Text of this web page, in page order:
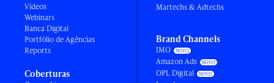
Vídeos
Webinars
Banca Digital
Portfólio de Agências
Reports
Coberturas
Martechs & Adtechs
Brand Channels
IMO
Amazon Ads
OPL Digital